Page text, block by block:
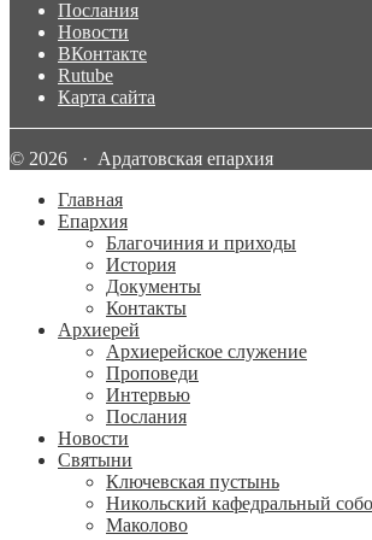
Послания
Новости
ВКонтакте
Rutube
Карта сайта
© 2026 · Ардатовская епархия
Главная
Епархия
Благочиния и приходы
История
Документы
Контакты
Архиерей
Архиерейское служение
Проповеди
Интервью
Послания
Новости
Святыни
Ключевская пустынь
Никольский кафедральный
Маколово